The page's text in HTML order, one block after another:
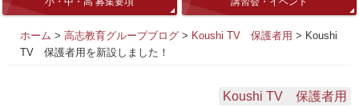
ホーム > 高志教育グループブログ > Koushi TV 保護者用 > Koushi
TV 保護者用を新設しました！
Koushi TV 保護者用